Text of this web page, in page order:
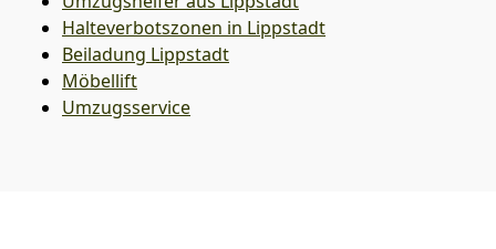
Halteverbotszonen in Lippstadt
Beiladung Lippstadt
Möbellift
Umzugsservice